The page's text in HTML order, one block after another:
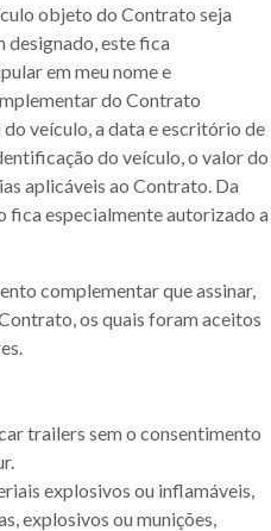
objeto do Contrato seja
este fica
em meu nome e
do Contrato
veículo, a data e escritório de
do veículo, o valor do
aplicáveis ao Contrato. Da
especialmente autorizado a
complementar que assinar,
os quais foram aceitos
trailers sem o consentimento
explosivos ou inflamáveis,
explosivos ou munições,